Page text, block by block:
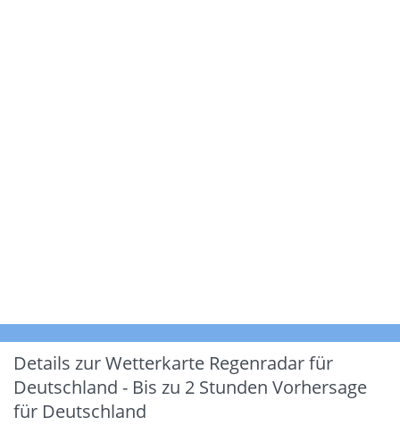
Details zur Wetterkarte Regenradar für
Deutschland - Bis zu 2 Stunden Vorhersage
für Deutschland